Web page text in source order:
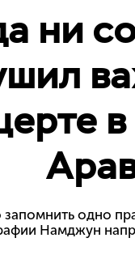
ни
одно
Намджун